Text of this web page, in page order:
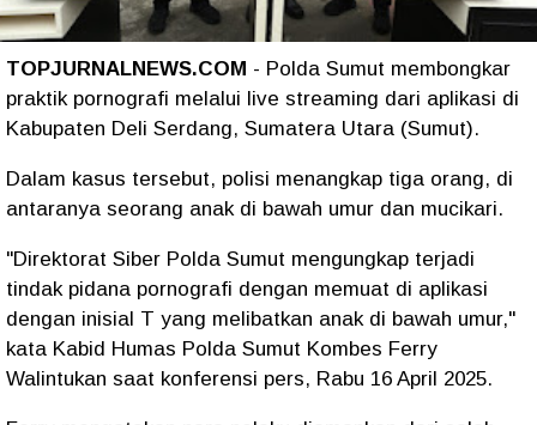
TOPJURNALNEWS.COM - Polda Sumut membongkar
praktik pornografi melalui live streaming dari aplikasi di
Kabupaten Deli Serdang, Sumatera Utara (Sumut).
Dalam kasus tersebut, polisi menangkap tiga orang, di
antaranya seorang anak di bawah umur dan mucikari.
"Direktorat Siber Polda Sumut mengungkap terjadi
tindak pidana pornografi dengan memuat di aplikasi
dengan inisial T yang melibatkan anak di bawah umur,"
kata Kabid Humas Polda Sumut Kombes Ferry
Walintukan saat konferensi pers, Rabu 16 April 2025.